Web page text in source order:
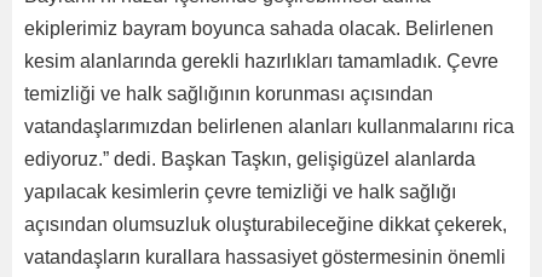
ekiplerimiz bayram boyunca sahada olacak. Belirlenen
kesim alanlarında gerekli hazırlıkları tamamladık. Çevre
temizliği ve halk sağlığının korunması açısından
vatandaşlarımızdan belirlenen alanları kullanmalarını rica
ediyoruz.” dedi. Başkan Taşkın, gelişigüzel alanlarda
yapılacak kesimlerin çevre temizliği ve halk sağlığı
açısından olumsuzluk oluşturabileceğine dikkat çekerek,
vatandaşların kurallara hassasiyet göstermesinin önemli